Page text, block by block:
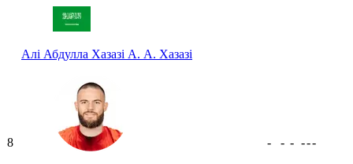
Алі Абдулла Хазазі А. А. Хазазі
8 - - - ---